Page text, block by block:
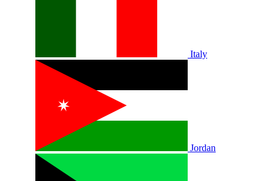
Italy
Jordan